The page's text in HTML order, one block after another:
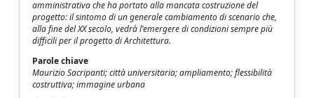
amministrativa che ha portato alla mancata costruzione del
progetto: il sintomo di un generale cambiamento di scenario che,
alla fine del XX secolo, vedrà l'emergere di condizioni sempre più
difficili per il progetto di Architettura.
Parole chiave
Maurizio Sacripanti; città universitaria; ampliamento; flessibilità
costruttiva; immagine urbana